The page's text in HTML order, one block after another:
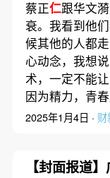
蔡正仁跟华文
衰。我看到他
候其他的人都
心动念，我想
术，一定不能
因为精力，青
2025年1月4日 ·
【封面报道